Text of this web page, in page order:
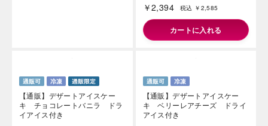
￥2,394 税込 ￥2,585
カートに入れる